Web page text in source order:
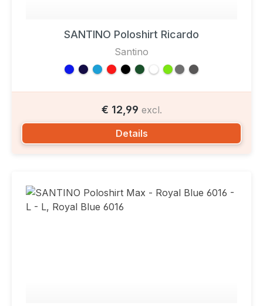
SANTINO Poloshirt Ricardo
Santino
€ 12,99 excl.
Details